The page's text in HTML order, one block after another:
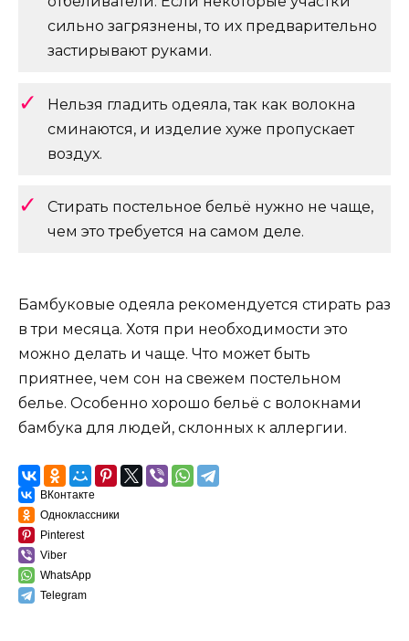
сильно загрязнены, то их предварительно
застирывают руками.
Нельзя гладить одеяла, так как волокна
сминаются, и изделие хуже пропускает
воздух.
Стирать постельное бельё нужно не чаще,
чем это требуется на самом деле.
Бамбуковые одеяла рекомендуется стирать раз
в три месяца. Хотя при необходимости это
можно делать и чаще. Что может быть
приятнее, чем сон на свежем постельном
белье. Особенно хорошо бельё с волокнами
бамбука для людей, склонных к аллергии.
ВКонтакте
Одноклассники
Pinterest
Viber
WhatsApp
Telegram